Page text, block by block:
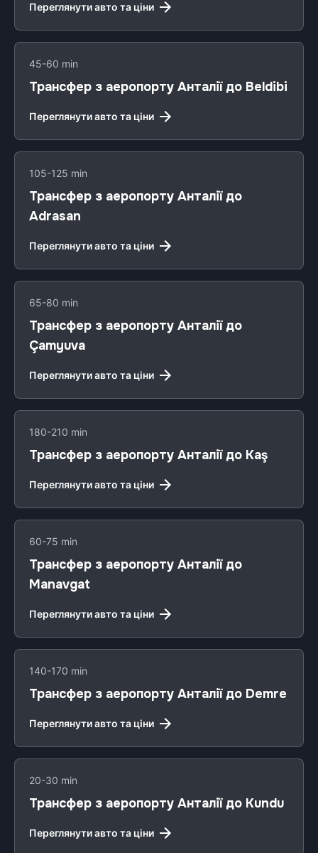
Переглянути авто та ціни
45-60 min
Трансфер з аеропорту Анталії до Beldibi
Переглянути авто та ціни
105-125 min
Трансфер з аеропорту Анталії до
Adrasan
Переглянути авто та ціни
65-80 min
Трансфер з аеропорту Анталії до
Çamyuva
Переглянути авто та ціни
180-210 min
Трансфер з аеропорту Анталії до Kaş
Переглянути авто та ціни
60-75 min
Трансфер з аеропорту Анталії до
Manavgat
Переглянути авто та ціни
140-170 min
Трансфер з аеропорту Анталії до Demre
Переглянути авто та ціни
20-30 min
Трансфер з аеропорту Анталії до Kundu
Переглянути авто та ціни